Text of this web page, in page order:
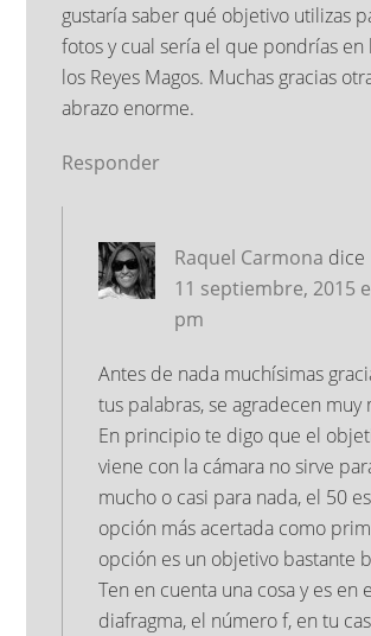
gustaría saber qué objetivo utilizas
fotos y cual sería el que pondrías en
los Reyes Magos. Muchas gracias
abrazo enorme.
Responder
Raquel Carmona dice
11 septiembre, 2015
pm
Antes de nada muchísimas
tus palabras, se agradecen muy
En principio te digo que el
viene con la cámara no sirve
mucho o casi para nada, el 50
opción más acertada como
opción es un objetivo bastante
Ten en cuenta una cosa y es en
diafragma, el número f, en tu